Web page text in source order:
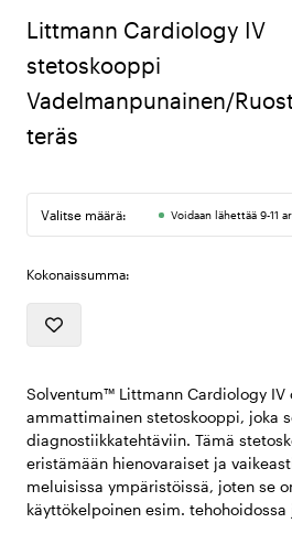
Littmann Cardiology IV
stetoskooppi
Vadelmanpunainen/
teräs
Valitse määrä: Voidaan lähettää 9-11
Kokonaissumma:
Solventum™ Littmann Cardiology IV
ammattimainen stetoskooppi, joka
diagnostiikkatehtäviin. Tämä
eristämään hienovaraiset ja
meluisissa ympäristöissä, joten se
käyttökelpoinen esim. tehohoidossa